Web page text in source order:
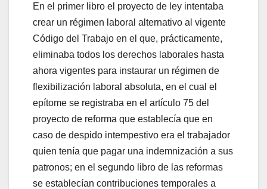
En el primer libro el proyecto de ley intentaba
crear un régimen laboral alternativo al vigente
Código del Trabajo en el que, prácticamente,
eliminaba todos los derechos laborales hasta
ahora vigentes para instaurar un régimen de
flexibilización laboral absoluta, en el cual el
epítome se registraba en el artículo 75 del
proyecto de reforma que establecía que en
caso de despido intempestivo era el trabajador
quien tenía que pagar una indemnización a sus
patronos; en el segundo libro de las reformas
se establecían contribuciones temporales a